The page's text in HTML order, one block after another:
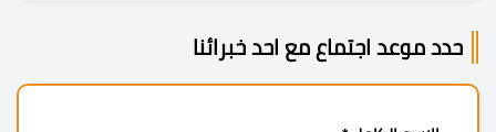
حدد موعد اجتماع مع احد خبرائنا